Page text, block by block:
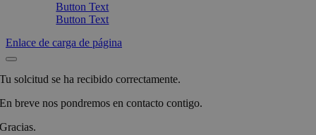
Button Text
Button Text
Enlace de carga de página
Tu solcitud se ha recibido correctamente.
En breve nos pondremos en contacto contigo.
Gracias.